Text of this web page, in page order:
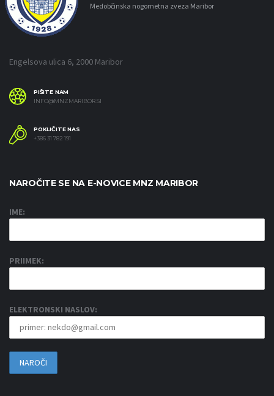
Medobčinska nogometna zveza Maribor
Engelsova ulica 6, 2000 Maribor
PIŠITE NAM
INFO@MNZMARIBOR.SI
POKLIČITE NAS
+386 31 782 191
NAROČITE SE NA E-NOVICE MNZ MARIBOR
IME:
PRIIMEK:
ELEKTRONSKI NASLOV: